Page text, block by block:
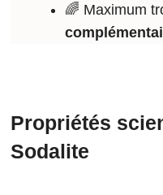
🌈 Maximum
Propriétés
Sodalite